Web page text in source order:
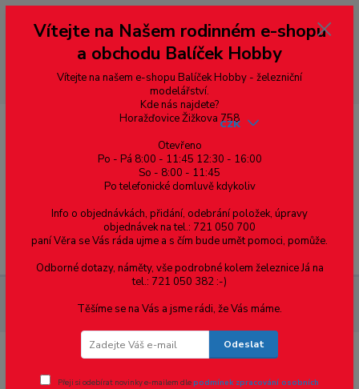
--- pro zákazníky ze Slovenska a jiných zemí, pokud chcete platit v eurech
přepněte si e-shop na euro 💶 pro přepočet měny - pravý horní roh ---
dobírky – pokud si z nějakého důvodu zásilku nevyzvednete, bude po
domluvě zaslána znovu s opětovnou platbou za poštovné, v opačném
případě bude zrušena a účet přidán na blacklist a rušeny následující
objednávky.
Menu
CZK
Vítejte na Našem rodinném e-shopu
a obchodu Balíček Hobby
Vítejte na našem e-shopu Balíček Hobby - železniční
modelářství.
Kde nás najdete?
Horažďovice Žižkova 758
Otevřeno
Po - Pá 8:00 - 11:45 12:30 - 16:00
So - 8:00 - 11:45
Po telefonické domluvě kdykoliv
Info o objednávkách, přidání, odebrání položek, úpravy
objednávek na tel.: 721 050 700
paní Věra se Vás ráda ujme a s čím bude umět pomoci, pomůže.
Odborné dotazy, náměty, vše podrobné kolem železnice Já na
tel.: 721 050 382 :-)
Těšíme se na Vás a jsme rádi, že Vás máme.
Odeslat
Přeji si odebírat novinky e-mailem dlepodmínek zpracování osobních